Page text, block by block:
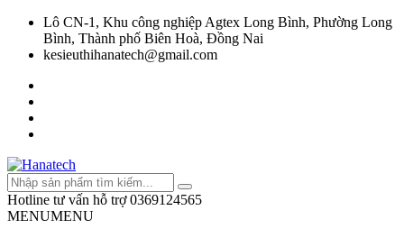
Lô CN-1, Khu công nghiệp Agtex Long Bình, Phường Long
Bình, Thành phố Biên Hoà, Đồng Nai
kesieuthihanatech@gmail.com
Hotline tư vấn hỗ trợ 0369124565
MENUMENU